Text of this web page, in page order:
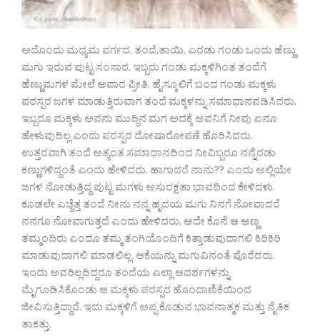
ಅದೊಂದು ಮಧ್ಯಮ ವರ್ಗದ, ತಂದೆ,ತಾಯಿ, ಎರಡು ಗಂಡು ಒಂದು ಹೆಣ್ಣು
ಮಗು ಇರುವ ಪುಟ್ಟ ಸಂಸಾರ. ಇಬ್ಬರು ಗಂಡು ಮಕ್ಕಳಿಗಿಂತ ತಂದೆಗೆ
ಹೆಣ್ಣುಮಗಳ ಮೇಲೆ ಅಪಾರ ಪ್ರೀತಿ. ಹೈಸ್ಕೂಲಿಗೆ ಬಂದ ಗಂಡು ಮಕ್ಕಳು
ಪರಸ್ಪರ ಜಗಳ ಮಾಡುತ್ತಿರುವಾಗ ತಂದೆ ಮಕ್ಕಳನ್ನು ಸಮಾಧಾನಪಡಿಸಿದರು.
ಇಬ್ಬರೂ ಮಕ್ಕಳು ಅವನು ಮುದ್ದಿನ ಮಗ ಅದಕ್ಕೆ ಅವನಿಗೆ ನೀವು ಏನೂ
ಹೇಳುವುದಿಲ್ಲ ಎಂದು ಪರಸ್ಪರ ದೋಷಾರೋಪಣೆ ಹೊರಿಸಿದರು.
ಉತ್ತರವಾಗಿ ತಂದೆ ಅತ್ಯಂತ ಸಮಾಧಾನದಿಂದ ನೀವಿಬ್ಬರೂ ನನ್ನೆರಡು
ಕಣ್ಣುಗಳಿದ್ದಂತೆ ಎಂದು ಹೇಳಿದರು. ಹಾಗಾದರೆ ನಾನು?? ಎಂದು ಅಲ್ಲಿಯೇ
ಜಗಳ ನೋಡುತ್ತಿದ್ದ ಪುಟ್ಟ ಮಗಳು ಅಸುರಕ್ಷತಾ ಭಾವದಿಂದ ಕೇಳಿದಳು.
ಕೂಡಲೇ ಎಚ್ಚೆತ್ತ ತಂದೆ ನೀನು ನನ್ನ ಹೃದಯ ಮಗು ನಿನಗೆ ನೋವಾದರೆ
ನನಗೂ ನೋವಾಗುತ್ತದೆ ಎಂದು ಹೇಳಿದರು. ಅದೇ ಕೊನೆ ಆ ಅಣ್ಣ
ತಮ್ಮಂದಿರು ಎಂದೂ ತಮ್ಮ ತಂಗಿಯೊಂದಿಗೆ ಕಿತ್ತಾಡುವುದಾಗಲಿ ಕಿರಿಕಿರಿ
ಮಾಡುವುದಾಗಲಿ ಮಾಡಲಿಲ್ಲ. ಆಕೆಯನ್ನು ಮಗುವಿನಂತೆ ಪೊರೆದರು.
ಇಂದು ಅವರಿಲ್ಲದಿದ್ದರೂ ತಂದೆಯ ಎಲ್ಲಾ ಆದರ್ಶಗಳನ್ನು
ಮೈಗೂಡಿಸಿಕೊಂಡು ಆ ಮಕ್ಕಳು ಪರಸ್ಪರ ಹೊಂದಾಣಿಕೆಯಿಂದ
ಜೀವಿಸುತ್ತಿದ್ದಾರೆ. ಇದು ಮಕ್ಕಳಿಗೆ ಅಪ್ಪ ಕೊಡುವ ಭಾವನಾತ್ಮಕ ಮತ್ತು ನೈತಿಕ
ತಾಕತ್ತು.